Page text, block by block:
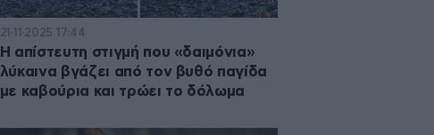
21·11·2025 17:44
Η απίστευτη στιγμή που «δαιμόνια»
λύκαινα βγάζει από τον βυθό παγίδα
με καβούρια και τρώει το δόλωμα